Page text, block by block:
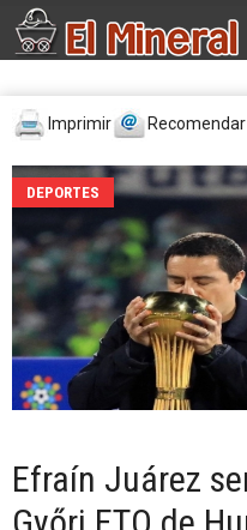
Imprimir
DEPORTES
Efraín Juárez